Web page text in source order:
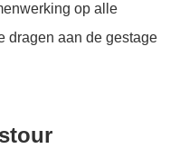
op alle
dragen aan de gestage